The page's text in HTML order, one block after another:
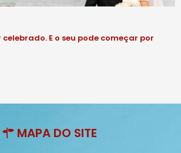
celebrado. E o seu pode começar por
MAPA DO SITE